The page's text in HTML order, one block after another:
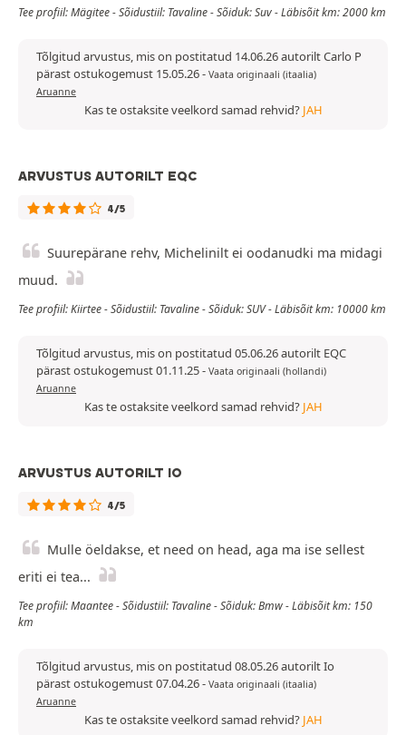
Tee profiil: Mägitee - Sõidustiil: Tavaline - Sõiduk: Suv - Läbisõit km: 2000 km
Tõlgitud arvustus, mis on postitatud 14.06.26 autorilt Carlo P
pärast ostukogemust 15.05.26- Vaata originaali (itaalia)
Aruanne
Kas te ostaksite veelkord samad rehvid? JAH
ARVUSTUS AUTORILT EQC
4/5
Suurepärane rehv, Michelinilt ei oodanudki ma midagi
muud.
Tee profiil: Kiirtee - Sõidustiil: Tavaline - Sõiduk: SUV - Läbisõit km: 10000 km
Tõlgitud arvustus, mis on postitatud 05.06.26 autorilt EQC
pärast ostukogemust 01.11.25- Vaata originaali (hollandi)
Aruanne
Kas te ostaksite veelkord samad rehvid? JAH
ARVUSTUS AUTORILT IO
4/5
Mulle öeldakse, et need on head, aga ma ise sellest
eriti ei tea...
Tee profiil: Maantee - Sõidustiil: Tavaline - Sõiduk: Bmw - Läbisõit km: 150
km
Tõlgitud arvustus, mis on postitatud 08.05.26 autorilt Io
pärast ostukogemust 07.04.26- Vaata originaali (itaalia)
Aruanne
Kas te ostaksite veelkord samad rehvid? JAH